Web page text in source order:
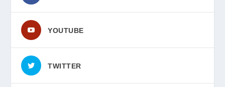
YOUTUBE
TWITTER